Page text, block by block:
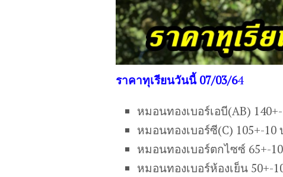
ราคาทุเรียนวันนี้ 07/03/64
หมอนทองเบอร์เอบี(AB)
หมอนทองเบอร์ซี(C) 105+-10
หมอนทองเบอร์ตกไซซ์ 65+-
หมอนทองเบอร์ห้องเย็น 50+-